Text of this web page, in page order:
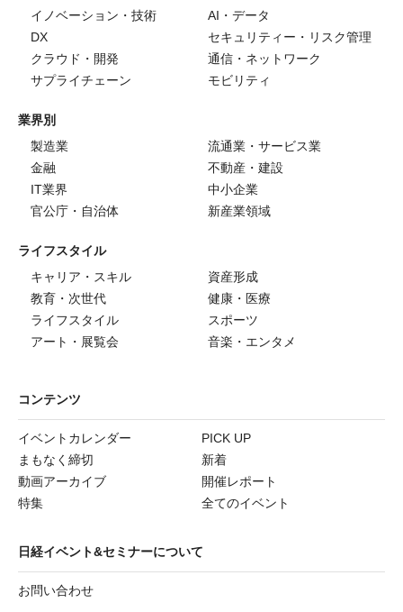
イノベーション・技術
AI・データ
DX
セキュリティー・リスク管理
クラウド・開発
通信・ネットワーク
サプライチェーン
モビリティ
業界別
製造業
流通業・サービス業
金融
不動産・建設
IT業界
中小企業
官公庁・自治体
新産業領域
ライフスタイル
キャリア・スキル
資産形成
教育・次世代
健康・医療
ライフスタイル
スポーツ
アート・展覧会
音楽・エンタメ
コンテンツ
イベントカレンダー
PICK UP
まもなく締切
新着
動画アーカイブ
開催レポート
特集
全てのイベント
日経イベント&セミナーについて
お問い合わせ